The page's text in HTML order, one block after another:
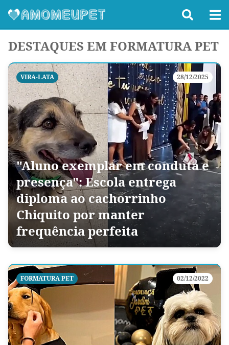
DESTAQUES EM FORMATURA PET
VIRA-LATA 28/12/2025
"Aluno exemplar em conduta e
presença": Escola entrega
diploma ao cachorrinho
Chiquito por manter
frequência perfeita
FORMATURA PET 02/12/2022